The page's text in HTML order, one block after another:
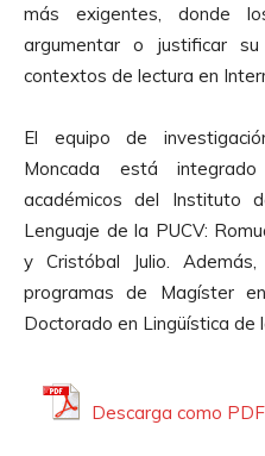
más exigentes, donde
argumentar o justificar
contextos de lectura en
El equipo de
Moncada está
académicos del Instituto
Lenguaje de la PUCV:
y Cristóbal Julio.
programas de Magíster
Doctorado en Lingüística de
Descarga como PDF